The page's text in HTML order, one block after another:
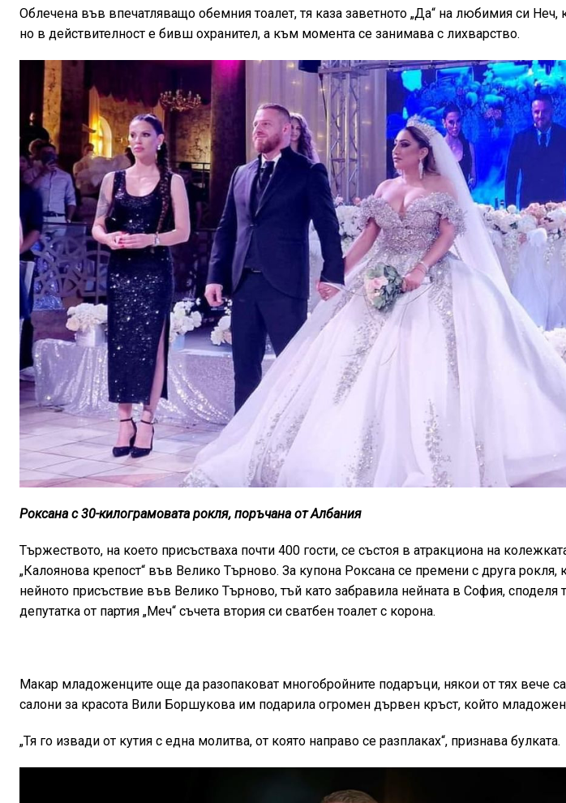
Облечена във впечатляващо обемния тоалет, тя каза заветното „Да“ на любимия си Неч,
но в действителност е бивш охранител, а към момента се занимава с лихварство.
Роксана с 30-килограмовата рокля, поръчана от Албания
Тържеството, на което присъстваха почти 400 гости, се състоя в атракциона на
„Калоянова крепост“ във Велико Търново. За купона Роксана се премени с друга рокля,
нейното присъствие във Велико Търново, тъй като забравила нейната в София, споделя
депутатка от партия „Меч“ съчета втория си сватбен тоалет с корона.
Макар младоженците още да разопаковат многобройните подаръци, някои от тях вече
салони за красота Вили Боршукова им подарила огромен дървен кръст, който
„Тя го извади от кутия с една молитва, от която направо се разплаках“, признава булката.